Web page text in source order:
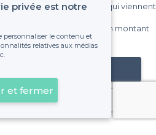
le million de visiteurs qui viennent
vous payez un montant
voir déraper la facture.
établissement
client
privée est notre
personnaliser le contenu et
relatives aux médias
et fermer